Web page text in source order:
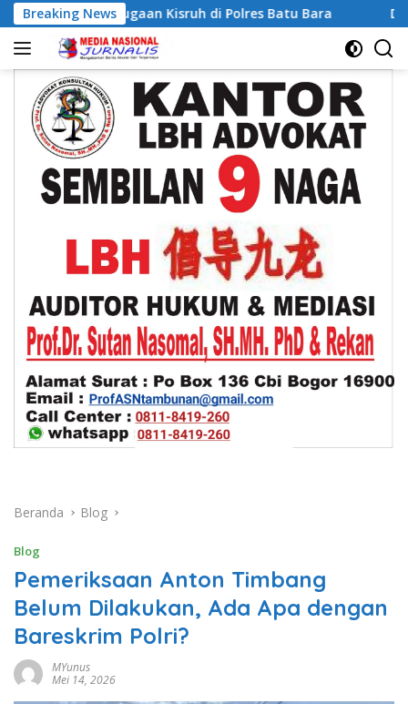
Langsung
ke
konten
Breaking News
Kisruh di Polres Batu Bara Donor Darah HUT
Beranda Blog
Blog
Pemeriksaan Anton Timbang
Belum Dilakukan, Ada Apa dengan
Bareskrim Polri?
MYunus
Mei 14, 2026